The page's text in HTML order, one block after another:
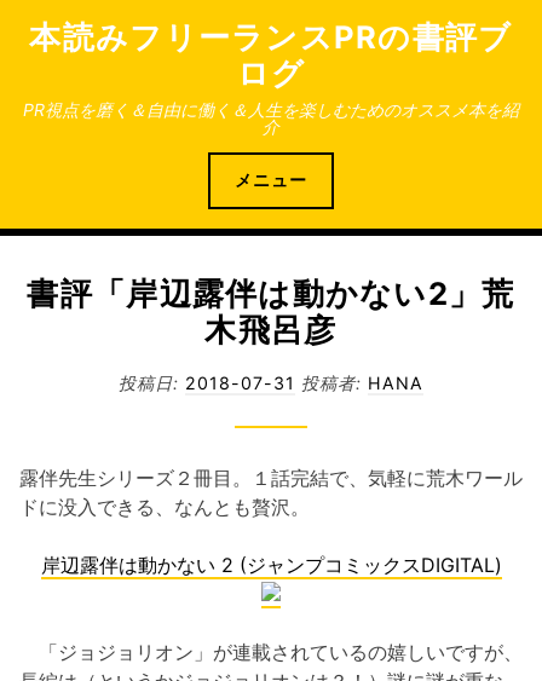
本読みフリーランスPRの書評ブ
ログ
PR視点を磨く＆自由に働く＆人生を楽しむためのオススメ本を紹
介
メニュー
書評「岸辺露伴は動かない2」荒
木飛呂彦
投稿日: 2018-07-31 投稿者: HANA
露伴先生シリーズ２冊目。１話完結で、気軽に荒木ワール
ドに没入できる、なんとも贅沢。
岸辺露伴は動かない 2 (ジャンプコミックスDIGITAL)
「ジョジョリオン」が連載されているの嬉しいですが、